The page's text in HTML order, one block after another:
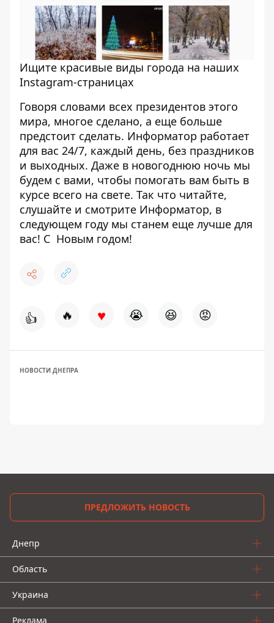
Ищите красивые виды города на наших
Instagram-страницах
Говоря словами всех президентов этого
мира, многое сделано, а еще больше
предстоит сделать. Информатор работает
для вас 24/7, каждый день, без праздников
и выходных. Даже в новогоднюю ночь мы
будем с вами, чтобы помогать вам быть в
курсе всего на свете. Так что читайте,
слушайте и смотрите Информатор, в
следующем году мы станем еще лучше для
вас! С Новым годом!
👍 🔥 ♥ 😭 😆 😡
НОВОСТИ ДНЕПРА
ПРЕДЛОЖИТЬ НОВОСТЬ
Днепр
Область
Украина
Реклама